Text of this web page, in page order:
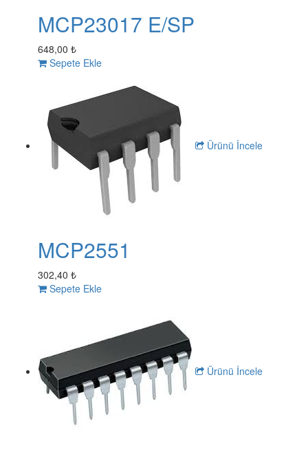
MCP23017 E/SP
648,00 ₺
Sepete Ekle
Ürünü İncele
MCP2551
302,40 ₺
Sepete Ekle
Ürünü İncele